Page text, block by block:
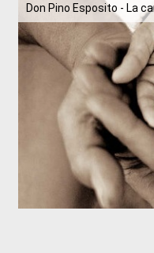
Don Pino Esposito - La